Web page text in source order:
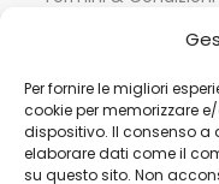
Per fornire le migliori
cookie per memorizzare
dispositivo. Il consenso a
elaborare dati come il
su questo sito. Non
FAQ
Privacy & Cookie
Informativa